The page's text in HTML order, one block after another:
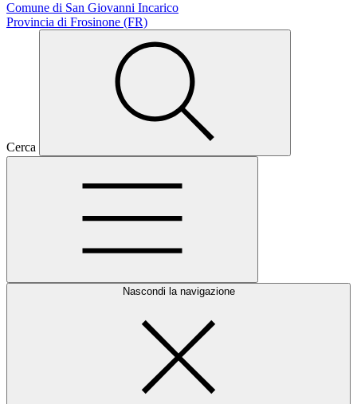
Comune di San Giovanni Incarico
Provincia di Frosinone (FR)
Cerca
Nascondi la navigazione